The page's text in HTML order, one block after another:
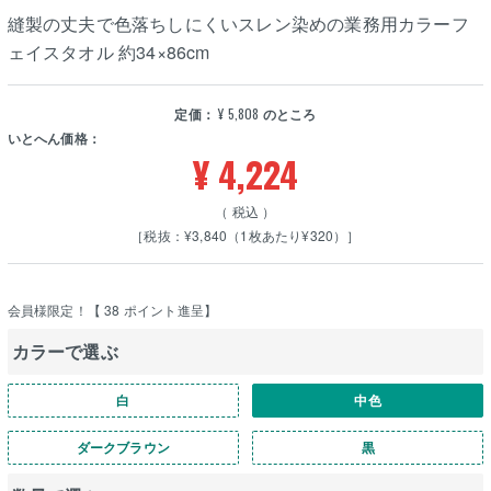
縫製の丈夫で色落ちしにくいスレン染めの業務用カラーフ
ェイスタオル 約34×86cm
定価： ¥ 5,808 のところ
いとへん価格：
¥4,224
税込
［税抜：¥3,840（1枚あたり¥320）］
会員様限定！【 38 ポイント進呈】
カラーで選ぶ
白 中色
ダークブラウン 黒